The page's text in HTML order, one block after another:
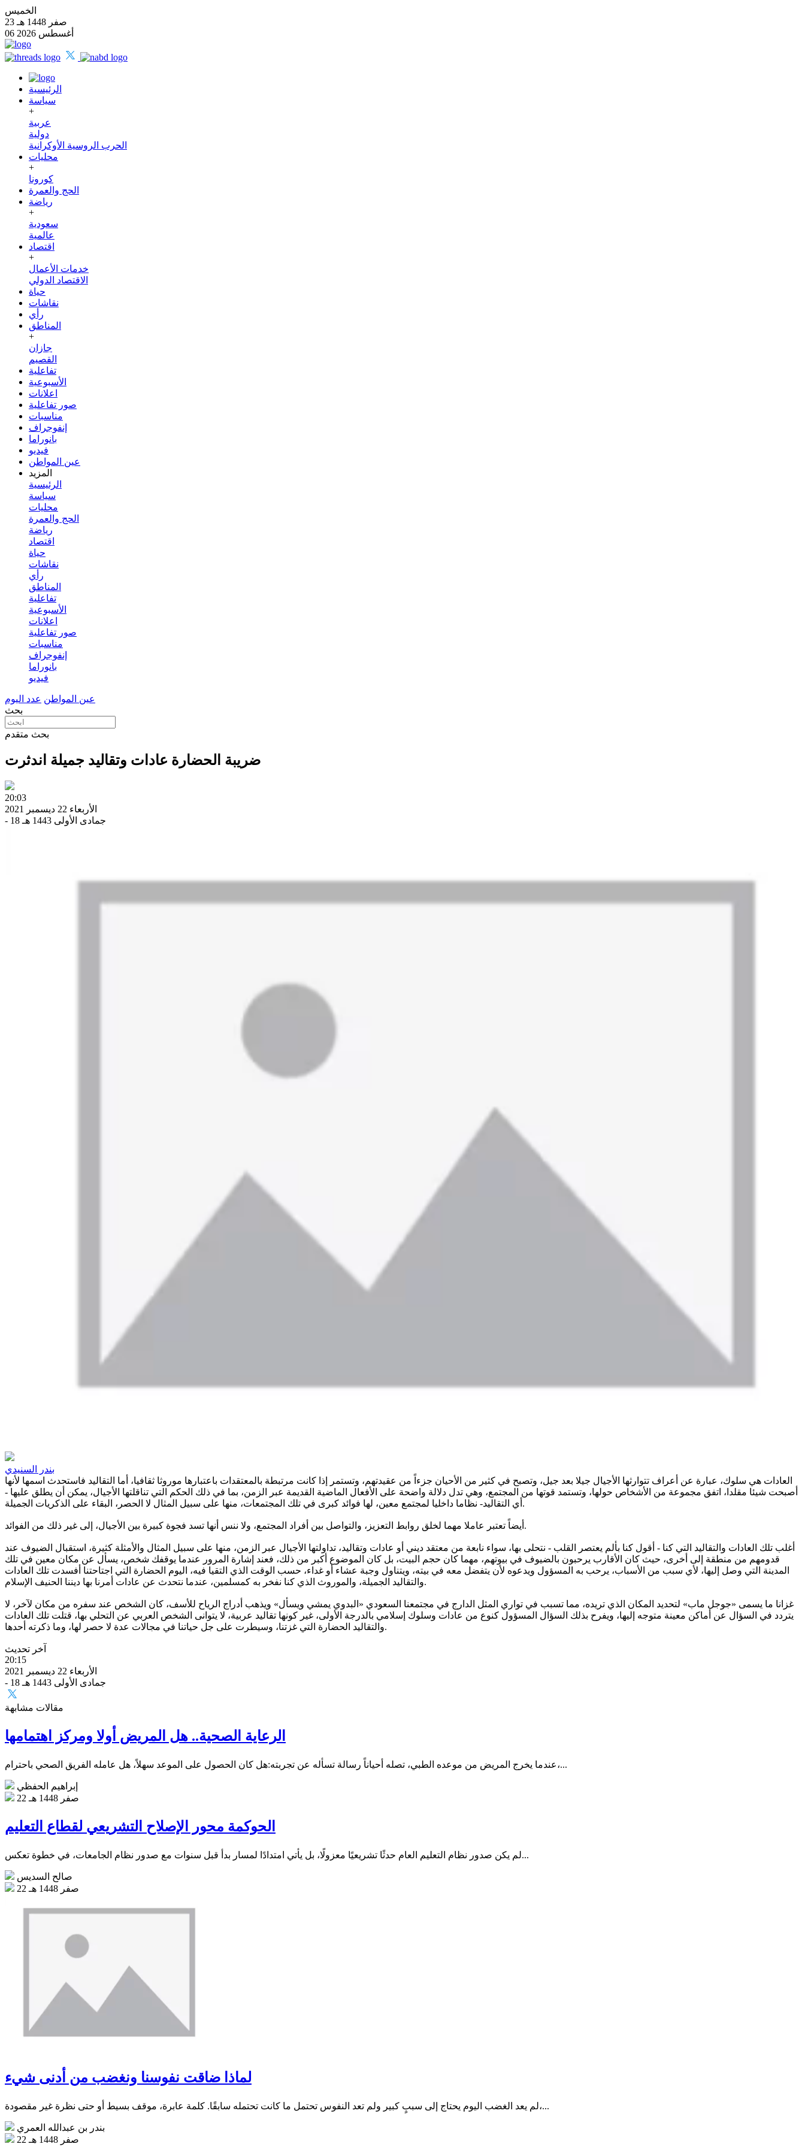
الخميس
23 صفر 1448 هـ
06 أغسطس 2026
الرئيسية
سياسة
+
عربية
دولية
الحرب الروسية الأوكرانية
محليات
+
كورونا
الحج والعمرة
رياضة
+
سعودية
عالمية
اقتصاد
+
خدمات الأعمال
الاقتصاد الدولي
حياة
نقاشات
رأي
المناطق
+
جازان
القصيم
تفاعلية
الأسبوعية
اعلانات
صور تفاعلية
مناسبات
إنفوجراف
بانوراما
فيديو
عين المواطن
المزيد
الرئيسية
سياسة
محليات
الحج والعمرة
رياضة
اقتصاد
حياة
نقاشات
رأي
المناطق
تفاعلية
الأسبوعية
اعلانات
صور تفاعلية
مناسبات
إنفوجراف
بانوراما
فيديو
عين المواطن عدد اليوم
بحث
بحث متقدم
ضريبة الحضارة عادات وتقاليد جميلة اندثرت
20:03
الأربعاء 22 ديسمبر 2021
- 18 جمادى الأولى 1443 هـ
بندر السنيدي
العادات هي سلوك، عبارة عن أعراف تتوارثها الأجيال جيلا بعد جيل، وتصبح في كثير من الأحيان جزءاً من عقيدتهم، وتستمر إذا كانت مرتبطة بالمعتقدات باعتبارها موروثا ثقافيا، أما التقاليد فاستحدث اسمها لأنها
أصبحت شيئا مقلدا، اتفق مجموعة من الأشخاص حولها، وتستمد قوتها من المجتمع، وهي تدل دلالة واضحة على الأفعال الماضية القديمة عبر الزمن، بما في ذلك الحكم التي تناقلتها الأجيال، يمكن أن يطلق عليها -
أي التقاليد- نظاما داخليا لمجتمع معين، لها فوائد كبرى في تلك المجتمعات، منها على سبيل المثال لا الحصر، البقاء على الذكريات الجميلة.
أيضاً تعتبر عاملا مهما لخلق روابط التعزيز، والتواصل بين أفراد المجتمع، ولا ننس أنها تسد فجوة كبيرة بين الأجيال، إلى غير ذلك من الفوائد.
أغلب تلك العادات والتقاليد التي كنا - أقول كنا بألم يعتصر القلب - نتحلى بها، سواء نابعة من معتقد ديني أو عادات وتقاليد، تداولتها الأجيال عبر الزمن، منها على سبيل المثال والأمثلة كثيرة، استقبال الضيوف عند
قدومهم من منطقة إلى أخرى، حيث كان الأقارب يرحبون بالضيوف في بيوتهم، مهما كان حجم البيت، بل كان الموضوع أكبر من ذلك، فعند إشارة المرور عندما يوقفك شخص، يسأل عن مكان معين في تلك
المدينة التي وصل إليها، لأي سبب من الأسباب، يرحب به المسؤول ويدعوه لأن يتفضل معه في بيته، ويتناول وجبة عشاء أو غداء، حسب الوقت الذي التقيا فيه، اليوم الحضارة التي اجتاحتنا أفسدت تلك العادات
والتقاليد الجميلة، والموروث الذي كنا نفخر به كمسلمين، عندما نتحدث عن عادات أمرنا بها ديننا الحنيف الإسلام.
غزانا ما يسمى «جوجل ماب» لتحديد المكان الذي تريده، مما تسبب في تواري المثل الدارج في مجتمعنا السعودي «البدوي يمشي ويسأل» ويذهب أدراج الرياح للأسف، كان الشخص عند سفره من مكان لآخر، لا
يتردد في السؤال عن أماكن معينة متوجه إليها، ويفرح بذلك السؤال المسؤول كنوع من عادات وسلوك إسلامي بالدرجة الأولى، غير كونها تقاليد عربية، لا يتوانى الشخص العربي عن التحلي بها، قتلت تلك العادات
والتقاليد الحضارة التي غزتنا، وسيطرت على جل حياتنا في مجالات عدة لا حصر لها، وما ذكرته أحدها.
آخر تحديث
20:15
الأربعاء 22 ديسمبر 2021
- 18 جمادى الأولى 1443 هـ
مقالات مشابهة
الرعاية الصحية.. هل المريض أولا ومركز اهتمامها
عندما يخرج المريض من موعده الطبي، تصله أحياناً رسالة تسأله عن تجربته:هل كان الحصول على الموعد سهلاً، هل عامله الفريق الصحي باحترام،...
إبراهيم الحفظي
22 صفر 1448 هـ
الحوكمة محور الإصلاح التشريعي لقطاع التعليم
لم يكن صدور نظام التعليم العام حدثًا تشريعيًا معزولًا، بل يأتي امتدادًا لمسار بدأ قبل سنوات مع صدور نظام الجامعات، في خطوة تعكس...
صالح السديس
22 صفر 1448 هـ
لماذا ضاقت نفوسنا ونغضب من أدنى شيء
لم يعد الغضب اليوم يحتاج إلى سببٍ كبير ولم تعد النفوس تحتمل ما كانت تحتمله سابقًا. كلمة عابرة، موقف بسيط أو حتى نظرة غير مقصودة،...
بندر بن عبدالله العمري
22 صفر 1448 هـ